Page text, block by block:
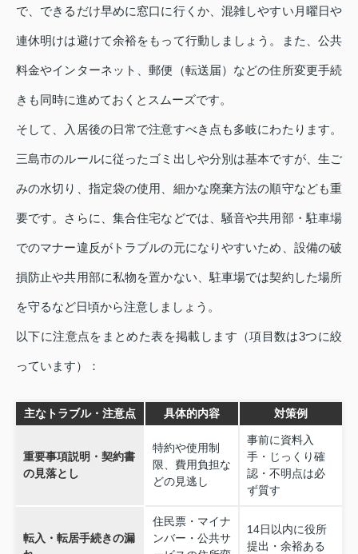
で、できるだけ早めに窓口に行くか、混雑しやすい月曜日や
連休明けは避けて余裕をもって行動しましょう。また、公共
料金やインターネット、郵便（転送届）などの住所変更手続
きも同時に進めておくとスムーズです。
そして、入居後の日常で注意すべき点も多岐にわたります。
三島市のルールに従ったゴミ出しや分別は基本ですが、生ご
みの水切り、指定袋の使用、細かな廃棄方法の順守なども重
要です。さらに、集合住宅などでは、騒音や共用部・駐車場
でのマナー違反がトラブルの元になりやすいため、設備の破
損防止や共用部に私物を置かない、駐車場では契約した場所
を守るなど日頃から注意しましょう。
以下に注意点をまとめた表を掲載します（項目数は3つに絞
っています）：
主なトラブル・注意点 具体的内容 対策例
重要事項説明・契約書
の見落とし
特約や使用制
限、費用負担な
どの見逃し
事前に資料入
手・じっくり確
認・不明点は必
ず質す
転入・転居手続きの漏
住民票・マイナ
ンバー・公共サ
14日以内に役所
提出・余裕ある